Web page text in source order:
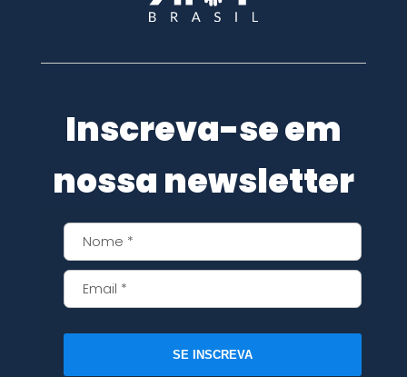
Inscreva-se em
nossa newsletter
SE INSCREVA